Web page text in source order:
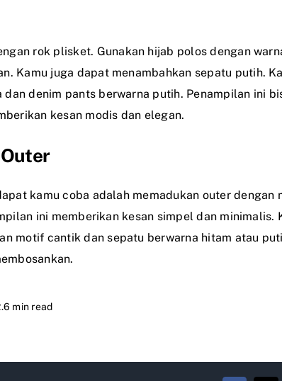
rok plisket. Gunakan hijab polos dengan
Kamu juga dapat menambahkan sepatu putih.
denim pants berwarna putih. Penampilan ini
kesan modis dan elegan.
kamu coba adalah memadukan outer dengan
ini memberikan kesan simpel dan minimalis.
motif cantik dan sepatu berwarna hitam atau
min read